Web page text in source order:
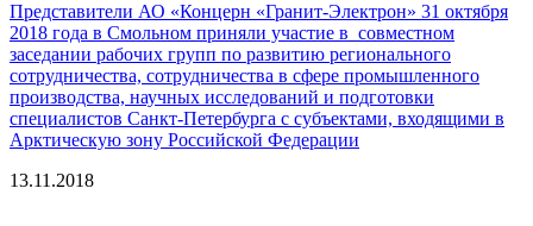
Представители АО «Концерн «Гранит-Электрон» 31 октября
2018 года в Смольном приняли участие в совместном
заседании рабочих групп по развитию регионального
сотрудничества, сотрудничества в сфере промышленного
производства, научных исследований и подготовки
специалистов Санкт-Петербурга с субъектами, входящими в
Арктическую зону Российской Федерации
13.11.2018